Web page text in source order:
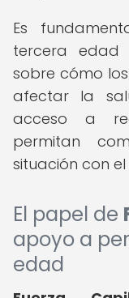
Es
tercera edad
sobre cómo
afectar la
acceso a
permitan
situación con
El papel de
apoyo a
edad